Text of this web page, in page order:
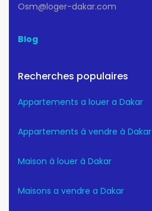
Osm@loger-dakar.com
Blog
Recherches populaires
Appartements a louer a Dakar
Appartements à vendre à Dakar
Maison à louer à Dakar
Maisons a vendre a Dakar